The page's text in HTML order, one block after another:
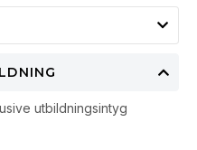
utbildningsintyg